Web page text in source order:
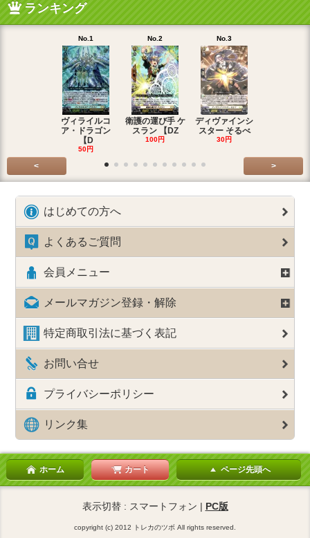
ランキング
No.1
ヴィライルコ
ア・ドラゴン
【D
50円
No.2
衛護の運び手 ケ
スラン 【DZ
100円
No.3
ディヴァインシ
スター そるべ
30円
< >
はじめての方へ
よくあるご質問
会員メニュー
メールマガジン登録・解除
特定商取引法に基づく表記
お問い合せ
プライバシーポリシー
リンク集
ホーム カート ページ先頭へ
表示切替 : スマートフォン | PC版
copyright (c) 2012 トレカのツボ All rights reserved.